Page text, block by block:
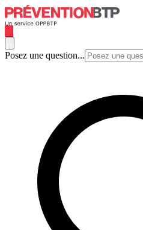
Posez une question...